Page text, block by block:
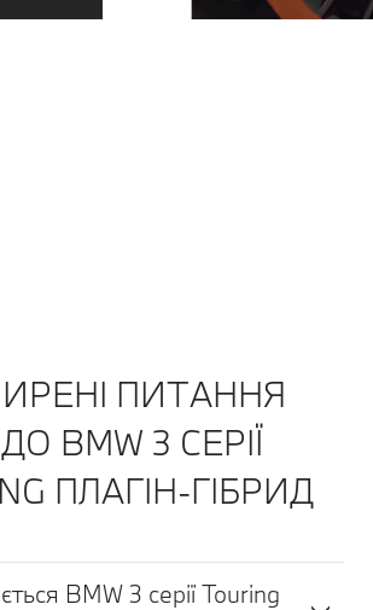
обслуговування саме
ПИТАННЯ
BMW 3 СЕРІЇ
ПЛАГІН-ГІБРИД
BMW 3 серії Touring